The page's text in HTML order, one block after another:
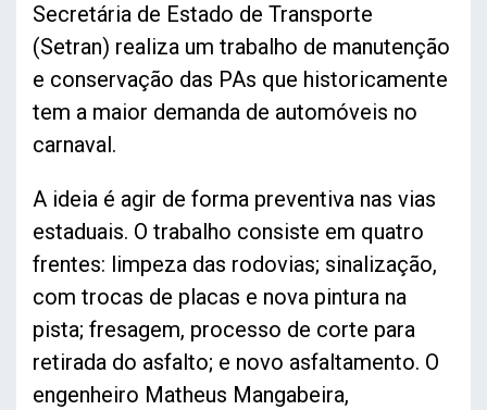
Secretária de Estado de Transporte
(Setran) realiza um trabalho de manutenção
e conservação das PAs que historicamente
tem a maior demanda de automóveis no
carnaval.
A ideia é agir de forma preventiva nas vias
estaduais. O trabalho consiste em quatro
frentes: limpeza das rodovias; sinalização,
com trocas de placas e nova pintura na
pista; fresagem, processo de corte para
retirada do asfalto; e novo asfaltamento. O
engenheiro Matheus Mangabeira,